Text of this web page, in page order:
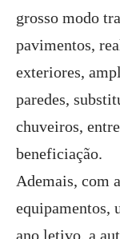
grosso modo
pavimentos,
exteriores,
paredes,
chuveiros,
beneficiação.
Ademais, com
equipamentos,
ano letivo, a